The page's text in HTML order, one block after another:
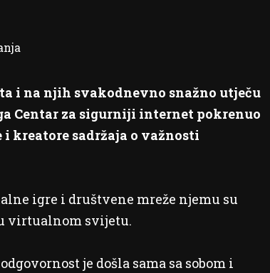
i na njih svakodnevno snažno utječu
Centar za sigurniji internet pokrenuo
kreatore sadržaja o važnosti
igre i društvene mreže njemu su
virtualnom svijetu.
je došla sama sa sobom i